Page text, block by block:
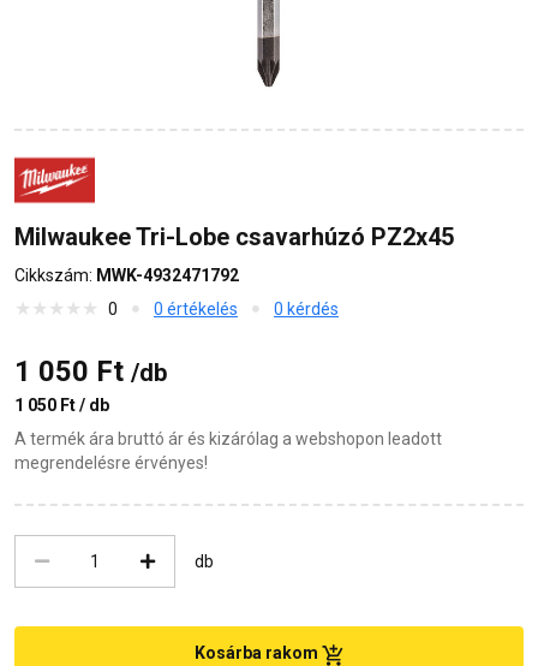
Milwaukee Tri-Lobe csavarhúzó PZ2x45
Cikkszám: MWK-4932471792
0
0 értékelés 0 kérdés
1 050 Ft /db
1 050 Ft / db
A termék ára bruttó ár és kizárólag a webshopon leadott
megrendelésre érvényes!
db
Kosárba rakom